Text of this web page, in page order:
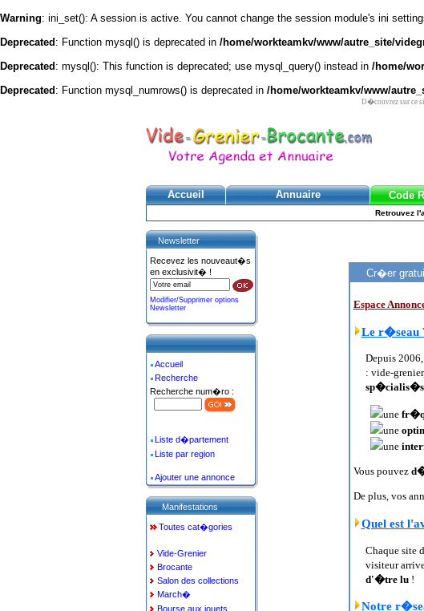
Warning: ini_set(): A session is active. You cannot change the session module's ini
Deprecated : Function mysql() is deprecated in /home/workteamkv/www/autre_site/
Deprecated : mysql(): This function is deprecated; use mysql_query() instead in /home/
Deprecated : Function mysql_numrows() is deprecated in /home/workteamkv/www/
D�couvrez sur ce
Accueil Annuaire Code
Retrouvez
Cr�er
Espace
Le r�seau
Depuis
: vide-
sp�cialis�s
une
une
une
Vous pouvez
De plus, vos
Quel est
Chaque site
visiteur
d'�tre lu!
Notre
Newsletter
Recevez les nouveaut�s
en exclusivit� !
Modifier/Supprimer options
Newsletter
Accueil
Recherche
Recherche num�ro :
Liste d�partement
Liste par region
Ajouter une annonce
Manifestations
Toutes cat�gories
Vide-Grenier
Brocante
Salon des collections
March�
Bourse aux jouets